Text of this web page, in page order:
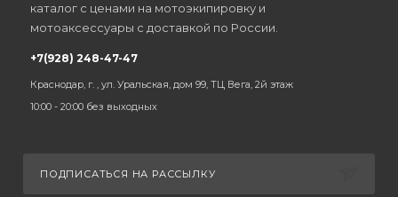
каталог с ценами на мотоэкипировку и
мотоаксессуары с доставкой по России.
+7(928) 248-47-47
Краснодар, г. , ул. Уральская, дом 99, ТЦ Вега, 2й этаж
10:00 - 20:00 без выходных
ПОДПИСАТЬСЯ НА РАССЫЛКУ